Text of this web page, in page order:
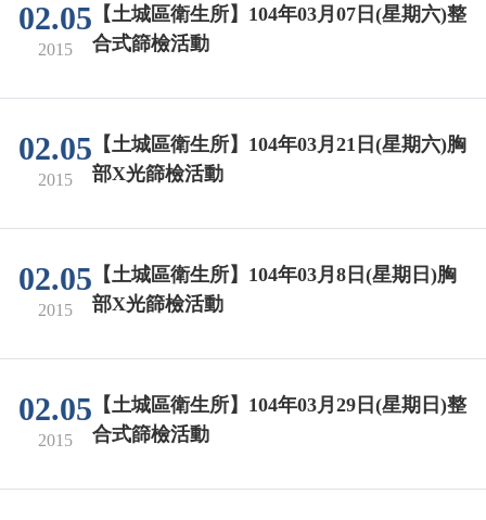
02.05
2015
【土城區衛生所】104年03月07日(星期六)整
合式篩檢活動
02.05
2015
【土城區衛生所】104年03月21日(星期六)胸
部X光篩檢活動
02.05
2015
【土城區衛生所】104年03月8日(星期日)胸
部X光篩檢活動
02.05
2015
【土城區衛生所】104年03月29日(星期日)整
合式篩檢活動